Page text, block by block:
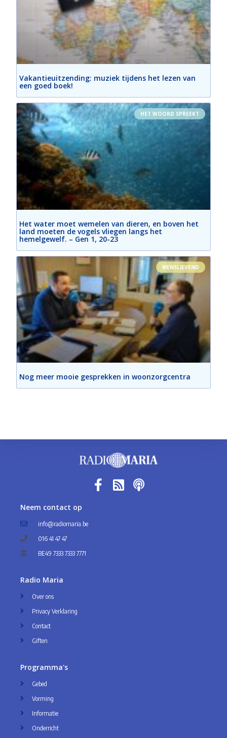
Vakantieuitzending: muziek tijdens het lezen van
een goed boek!
HET WOORD SPREEKT
Het water moet wemelen van dieren, en boven het
land moeten de vogels vliegen langs het
hemelgewelf. – Gen 1, 20-23
MENSLIEVEND
Nog meer mooie gesprekken in woonzorgcentra
Neem contact op
info@radiomaria.be
016 41 47 47
BE49 7333 7333 7771
Radio Maria
Over ons
Privacy Verklaring
Contact
Giften
Programma's
Gebed
Vorming
Informatie
Onderricht